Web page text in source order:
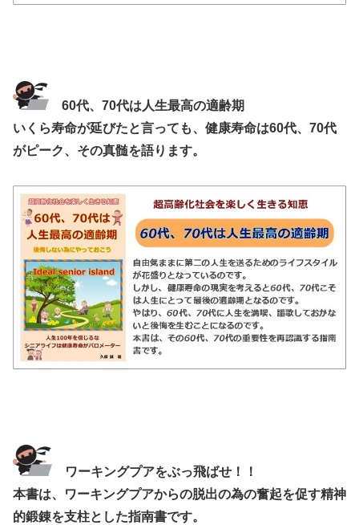
60代、70代は人生最高の適齢期
いくら寿命が延びたと言っても、健康寿命は60代、70代
がピーク、その真髄を語ります。
ワーキングプアをぶっ飛ばせ！！
本書は、ワーキングプアからの脱出の為の奮起を促す精神
的鍛錬を支柱とした指南書です。